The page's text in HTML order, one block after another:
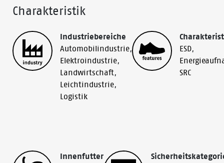
Charakteristik
Industriebereiche
Automobilindustrie,
Elektroindustrie,
Landwirtschaft,
Leichtindustrie,
Logistik
ESD,
SRC
Innenfutter